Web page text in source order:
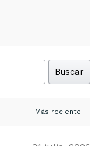
Buscar